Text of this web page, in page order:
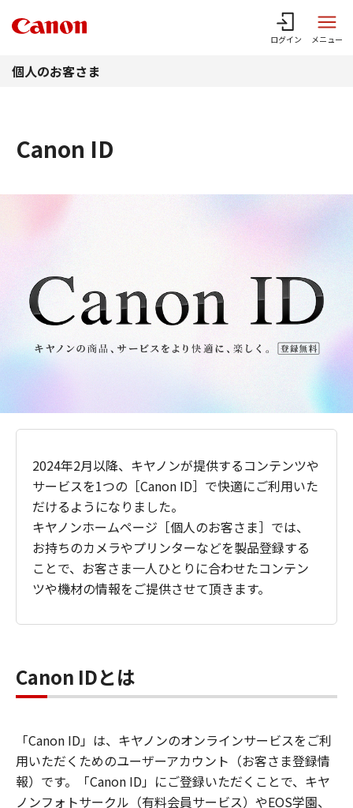
ログイン メニュー
個人のお客さま
Canon ID
2024年2月以降、キヤノンが提供するコンテンツや
サービスを1つの［Canon ID］で快適にご利用いた
だけるようになりました。
キヤノンホームページ［個人のお客さま］では、
お持ちのカメラやプリンターなどを製品登録する
ことで、お客さま一人ひとりに合わせたコンテン
ツや機材の情報をご提供させて頂きます。
Canon IDとは
「Canon ID」は、キヤノンのオンラインサービスをご利
用いただくためのユーザーアカウント（お客さま登録情
報）です。「Canon ID」にご登録いただくことで、キヤ
ノンフォトサークル（有料会員サービス）やEOS学園、